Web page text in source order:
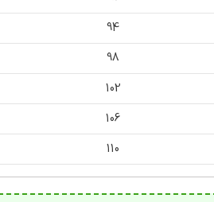
94
98
102
106
110